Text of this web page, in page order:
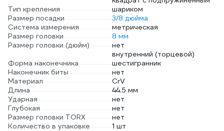
Тип крепления
шариком
Размер посадки
3/8 дюйма
Система измерения
метрическая
Размер головки
8 мм
Размер головки (дюйм)
нет
Форма наконечника
внутренний (торцевой)
шестигранник
Наконечник биты
нет
Материал
CrV
Длина
44.5 мм
Ударная
нет
Глубокая
нет
Размер головки TORX
нет
Количество в упаковке
1 шт